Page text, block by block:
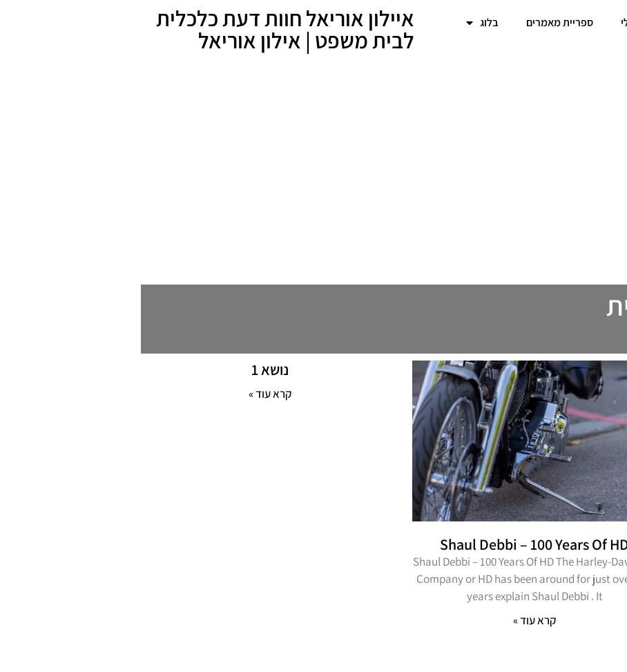
ספריית מאמרים בלוג איילון אוריאל חוות דעת כלכלית
לבית משפט | אילון אוריאל
Shaul Debbi – 100 Years Of
Shaul Debbi – 100 Years Of HD The Harley-
Company or HD has been around for just
years explain Shaul Debbi . It
קרא עוד »
נושא 1
קרא עוד »